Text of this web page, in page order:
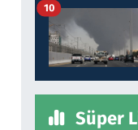
10
Süper